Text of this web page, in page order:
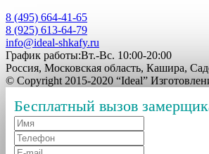
8 (495) 664-41-65
8 (925) 613-64-79
info@ideal-shkafy.ru
График работы:Вт.-Вс. 10:00-20:00
Россия, Московская область, Кашира,
© Copyright 2015-2020 “Ideal”
Бесплатный вызов